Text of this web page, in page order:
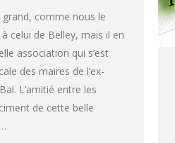
grand, comme nous le
celui de Belley, mais il en
association qui s’est
des maires de l’ex-
L’amitié entre les
de cette belle